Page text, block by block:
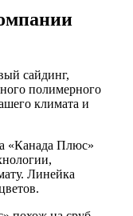
сайдинг,
полимерного
климата и
«Канада Плюс»
Линейка